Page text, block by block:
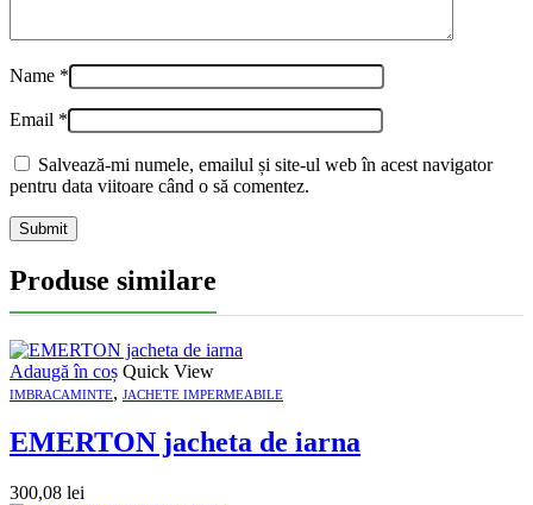
Name *
Email *
Salvează-mi numele, emailul și site-ul web în acest navigator
pentru data viitoare când o să comentez.
Produse similare
Adaugă în coș Quick View
IMBRACAMINTE, JACHETE IMPERMEABILE
EMERTON jacheta de iarna
300,08 lei